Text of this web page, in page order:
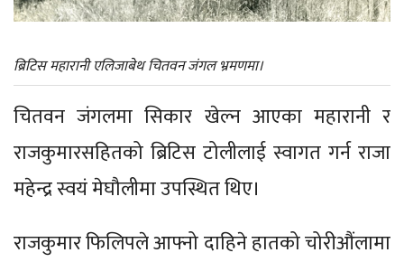
ब्रिटिस महारानी एलिजाबेथ चितवन जंगल भ्रमणमा।
चितवन जंगलमा सिकार खेल्न आएका महारानी र
राजकुमारसहितको ब्रिटिस टोलीलाई स्वागत गर्न राजा
महेन्द्र स्वयं मेघौलीमा उपस्थित थिए।
राजकुमार फिलिपले आफ्नो दाहिने हातको चोरीऔंलामा